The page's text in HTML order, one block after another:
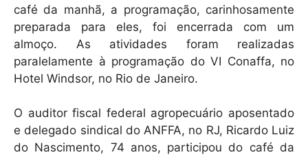
café da manhã, a programação, carinhosamente
preparada para eles, foi encerrada com um
almoço. As atividades foram realizadas
paralelamente à programação do VI Conaffa, no
Hotel Windsor, no Rio de Janeiro.
O auditor fiscal federal agropecuário aposentado
e delegado sindical do ANFFA, no RJ, Ricardo Luiz
do Nascimento, 74 anos, participou do café da